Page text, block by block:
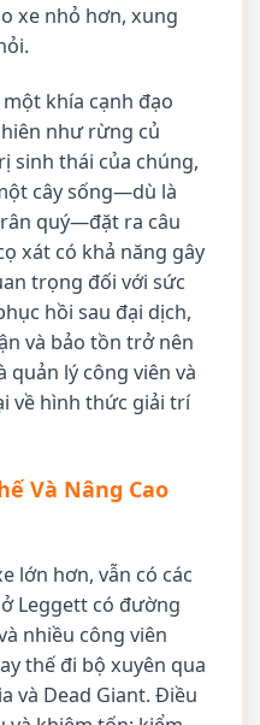
xe nhỏ hơn, xung
khía cạnh đạo
như rừng củ
sinh thái của chúng,
cây sống—dù là
quý—đặt ra câu
xát có khả năng gây
trọng đối với sức
hồi sau đại dịch,
và bảo tồn trở nên
quản lý công viên và
về hình thức giải trí
Và Nâng Cao
lớn hơn, vẫn có các
Leggett có đường
nhiều công viên
thế đi bộ xuyên qua
và Dead Giant. Điều